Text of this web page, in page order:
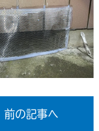
前の記事へ